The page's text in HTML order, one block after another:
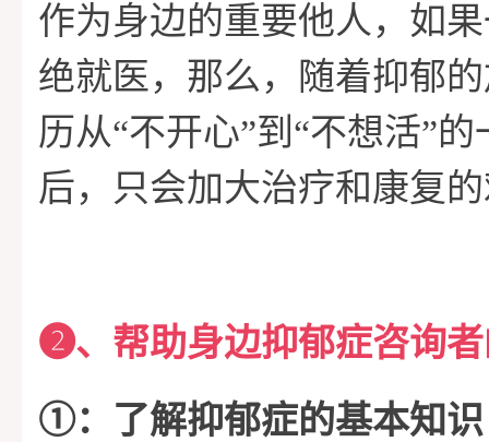
作为身边的重要他人，如
绝就医，那么，随着抑郁
历从“不开心”到“不想活”
后，只会加大治疗和康复
➋、帮助身边抑郁症咨询
➀：了解抑郁症的基本知识